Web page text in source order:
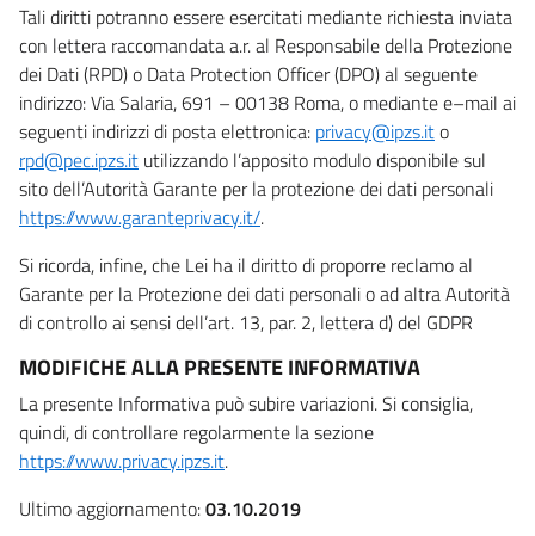
Tali diritti potranno essere esercitati mediante richiesta inviata
con lettera raccomandata a.r. al Responsabile della Protezione
dei Dati (RPD) o Data Protection Officer (DPO) al seguente
indirizzo: Via Salaria, 691 – 00138 Roma, o mediante e–mail ai
seguenti indirizzi di posta elettronica: privacy@ipzs.ito
rpd@pec.ipzs.it utilizzando l’apposito modulo disponibile sul
sito dell’Autorità Garante per la protezione dei dati personali
https://www.garanteprivacy.it/.
Si ricorda, infine, che Lei ha il diritto di proporre reclamo al
Garante per la Protezione dei dati personali o ad altra Autorità
di controllo ai sensi dell’art. 13, par. 2, lettera d) del GDPR
MODIFICHE ALLA PRESENTE INFORMATIVA
La presente Informativa può subire variazioni. Si consiglia,
quindi, di controllare regolarmente la sezione
https://www.privacy.ipzs.it.
Ultimo aggiornamento:03.10.2019